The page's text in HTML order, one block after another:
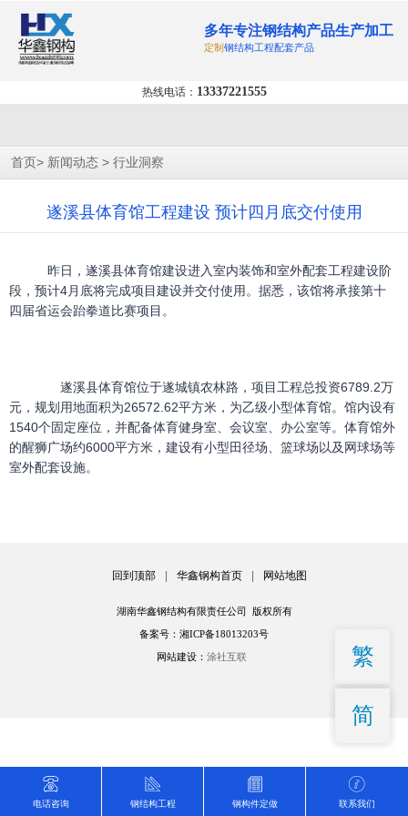
多年专注钢结构产品生产加工
定制钢结构工程配套产品
热线电话： 13337221555
首页> 新闻动态 > 行业洞察
遂溪县体育馆工程建设 预计四月底交付使用
昨日，遂溪县体育馆建设进入室内装饰和室外配套工程建设阶
段，预计4月底将完成项目建设并交付使用。据悉，该馆将承接第十
四届省运会跆拳道比赛项目。
遂溪县体育馆位于遂城镇农林路，项目工程总投资6789.2万
元，规划用地面积为26572.62平方米，为乙级小型体育馆。馆内设有
1540个固定座位，并配备体育健身室、会议室、办公室等。体育馆外
的醒狮广场约6000平方米，建设有小型田径场、篮球场以及网球场等
室外配套设施。
回到顶部 | 华鑫钢构首页 | 网站地图
湖南华鑫钢结构有限责任公司 版权所有
备案号：湘ICP备18013203号
网站建设： 涂社互联
电话咨询 钢结构工程 钢构件定做 联系我们
繁
简